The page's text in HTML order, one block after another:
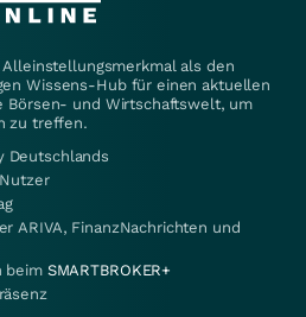
als den
Wissens-Hub für einen aktuellen
Börsen- und Wirtschaftswelt, um
zu treffen.
Deutschlands
ARIVA, FinanzNachrichten und
beim SMARTBROKER+